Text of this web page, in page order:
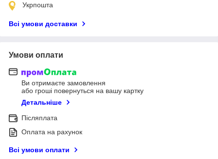
Укрпошта
Всі умови доставки
Умови оплати
Ви отримаєте замовлення
або гроші повернуться на вашу картку
Детальніше
Післяплата
Оплата на рахунок
Всі умови оплати